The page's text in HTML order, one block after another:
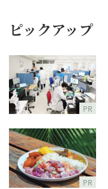
ピックアップ
PR
PR